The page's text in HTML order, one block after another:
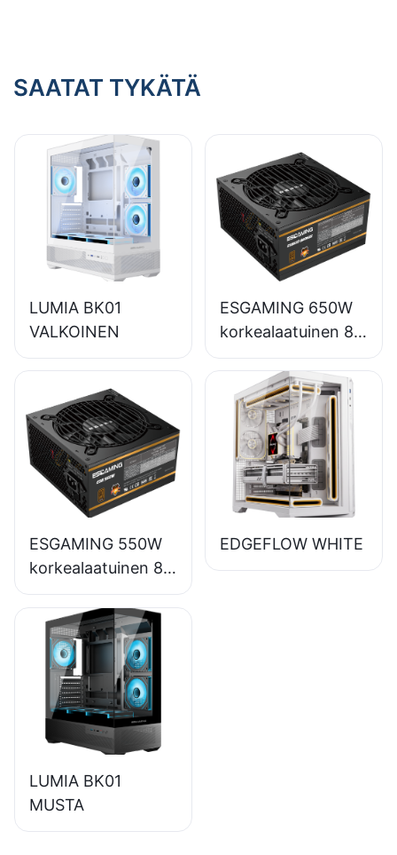
SAATAT TYKÄTÄ
LUMIA BK01
VALKOINEN
ESGAMING 650W
korkealaatuinen 85
%:n hyötysuhteella
varustettu
täysmoduulinen
80+ pronssinen
pöytätietokoneiden
virtalähde
ESB650W
ESGAMING 550W
korkealaatuinen 85
%:n hyötysuhde
80+ pronssi
pöytätietokoneiden
virtalähde
ESB550W
EDGEFLOW WHITE
LUMIA BK01
MUSTA